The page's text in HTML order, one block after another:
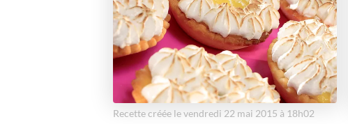
Recette créée le vendredi 22 mai 2015 à 18h02